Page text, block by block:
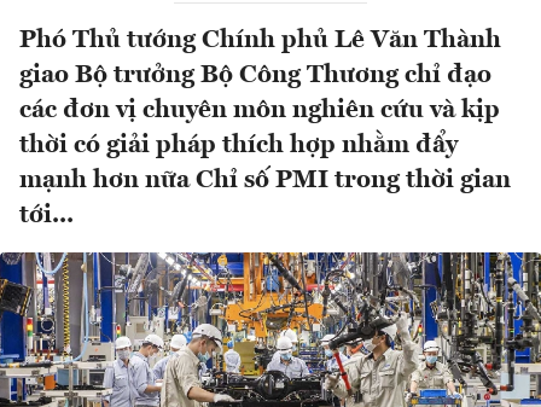
Phó Thủ tướng Chính phủ Lê Văn Thành
giao Bộ trưởng Bộ Công Thương chỉ đạo
các đơn vị chuyên môn nghiên cứu và kịp
thời có giải pháp thích hợp nhằm đẩy
mạnh hơn nữa Chỉ số PMI trong thời gian
tới...